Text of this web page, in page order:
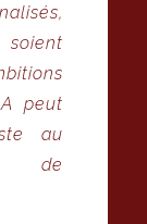
peut
au
de